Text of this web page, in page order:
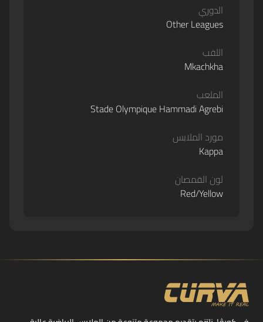
الدوري
Other Leagues
اللقب
Mkachkha
الملعب
Stade Olympique Hammadi Agrebi
مورد الملابس
Kappa
لون القمصان
Red/Yellow